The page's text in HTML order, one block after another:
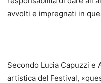
avvolti e impregnati in
Secondo Lucia Capuzzi e
artistica del Festival,